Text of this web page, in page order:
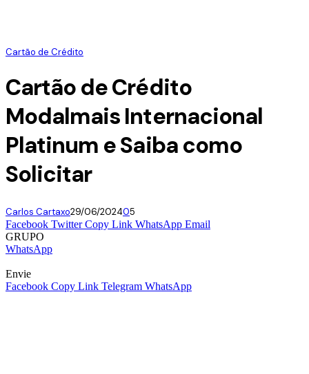
Cartão de Crédito
Cartão de Crédito
Modalmais Internacional
Platinum e Saiba como
Solicitar
Carlos Cartaxo29/06/202405
Facebook Twitter Copy Link WhatsApp Email
GRUPO
WhatsApp
Envie
Facebook Copy Link Telegram WhatsApp